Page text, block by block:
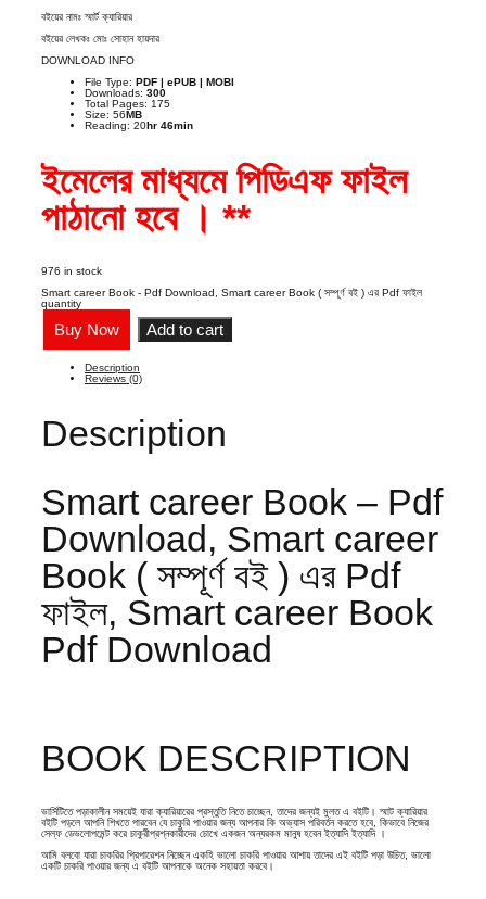
বইয়ের নামঃ স্মার্ট ক্যারিয়ার
বইয়ের লেখকঃ মোঃ সোহান হায়দার
DOWNLOAD INFO
File Type: PDF | ePUB | MOBI
Downloads: 300
Total Pages: 175
Size: 56MB
Reading: 20hr 46min
ইমেলের মাধ্যমে পিডিএফ ফাইল
পাঠানো হবে । **
976 in stock
Smart career Book - Pdf Download, Smart career Book ( সম্পূর্ণ বই ) এর Pdf ফাইল
quantity
Buy Now Add to cart
Description
Reviews (0)
Description
Smart career Book – Pdf
Download, Smart career
Book ( সম্পূর্ণ বই ) এর Pdf
ফাইল, Smart career Book
Pdf Download
BOOK DESCRIPTION
ভার্সিটিতে পড়াকালীন সময়েই যারা ক্যারিয়ারের প্রস্তুতি নিতে চাচ্ছেন, তাদের জন্যই মুলত এ বইটি। স্মাট ক্যারিয়ার
বইটি পড়লে আপনি শিখতে পারবেন যে চাকুরি পাওয়ার জন্য আপনার কি অভ্যাস পরিবর্তন করতে হবে, কিভাবে নিজের
সেল্ফ ডেভলোপমেন্ট করে চাকুরীপ্রশ্নকারীদের চোখে একজন অন্যরকম মানুষ হবেন ইত্যাদি ইত্যাদি ।
আমি বলবো যারা চাকরির প্রিপারেশন নিচ্ছেন একহি ভালো চাকরি পাওয়ার আশায় তাদের এই বইটি পড়া উচিত, ভালো
একটি চাকরি পাওয়ার জন্য এ বইটি আপনাকে অনেক সহায়তা করবে।